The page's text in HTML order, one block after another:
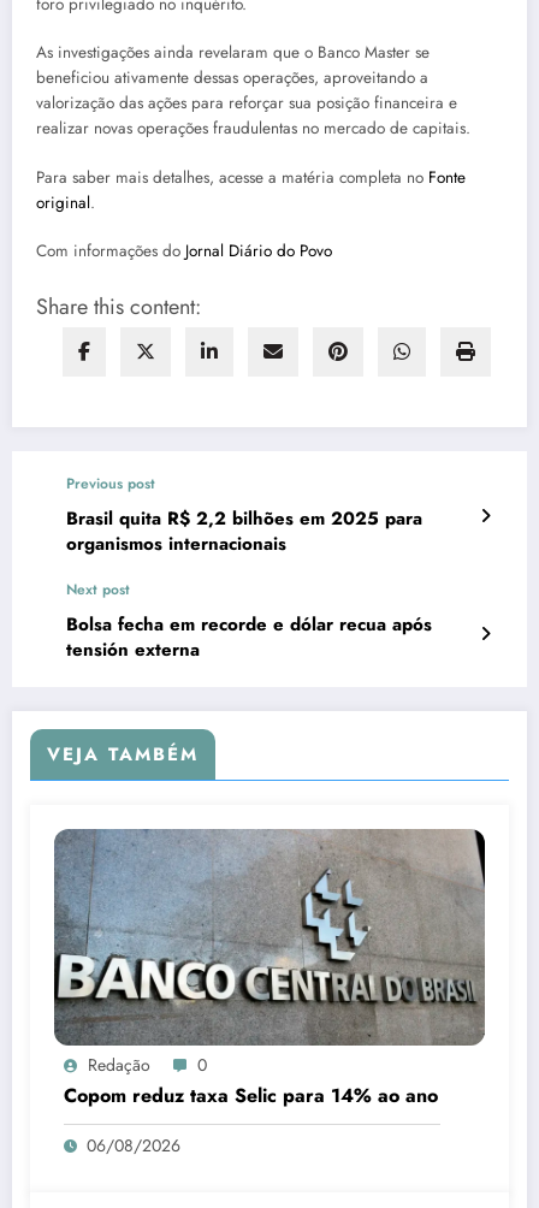
As investigações ainda revelaram que o Banco Master se
beneficiou ativamente dessas operações, aproveitando a
valorização das ações para reforçar sua posição financeira e
realizar novas operações fraudulentas no mercado de capitais.
Para saber mais detalhes, acesse a matéria completa no Fonte
original.
Com informações do Jornal Diário do Povo
Share this content:
Previous post
Brasil quita R$ 2,2 bilhões em 2025 para
organismos internacionais
Next post
Bolsa fecha em recorde e dólar recua após
tensión externa
VEJA TAMBÉM
Redação 0
Copom reduz taxa Selic para 14% ao ano
06/08/2026